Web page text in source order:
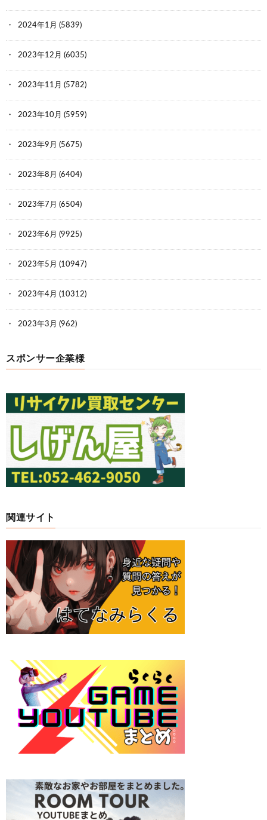
2024年1月 (5839)
2023年12月 (6035)
2023年11月 (5782)
2023年10月 (5959)
2023年9月 (5675)
2023年8月 (6404)
2023年7月 (6504)
2023年6月 (9925)
2023年5月 (10947)
2023年4月 (10312)
2023年3月 (962)
スポンサー企業様
関連サイト